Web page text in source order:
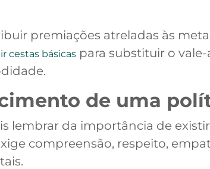
premiações atreladas às
cestas básicas para substituir o
de uma
lembrar da importância de
compreensão, respeito,